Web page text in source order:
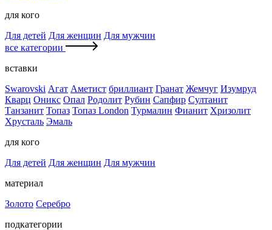
для кого
Для детей Для женщин Для мужчин
все категории
вставки
Swarovski Агат Аметист бриллиант Гранат Жемчуг Изумруд
Кварц Оникс Опал Родолит Рубин Сапфир Султанит
Танзанит Топаз Топаз London Турмалин Фианит Хризолит
Хрусталь Эмаль
для кого
Для детей Для женщин Для мужчин
материал
Золото Серебро
подкатегории